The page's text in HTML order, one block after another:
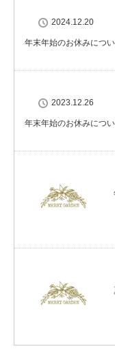
2024.12.20
年末年始のお休みにつ
2023.12.26
年末年始のお休みにつ